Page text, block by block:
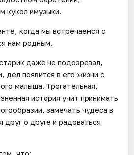
кукол имузыки.
когда мы встречаемся с
нам родным.
даже не подозревал,
дел появится в его жизни с
малыша. Трогательная,
история учит принимать
замечать чудеса в
друг о друге и радоваться
что: